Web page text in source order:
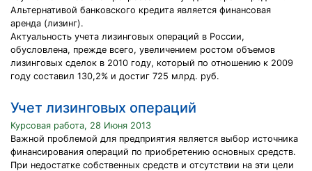
Альтернативой банковского кредита является финансовая
аренда (лизинг).
Актуальность учета лизинговых операций в России,
обусловлена, прежде всего, увеличением ростом объемов
лизинговых сделок в 2010 году, который по отношению к 2009
году составил 130,2% и достиг 725 млрд. руб.
Учет лизинговых операций
Курсовая работа, 28 Июня 2013
Важной проблемой для предприятия является выбор источника
финансирования операций по приобретению основных средств.
При недостатке собственных средств и отсутствии на эти цели